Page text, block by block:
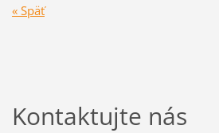
« Späť
Kontaktujte nás